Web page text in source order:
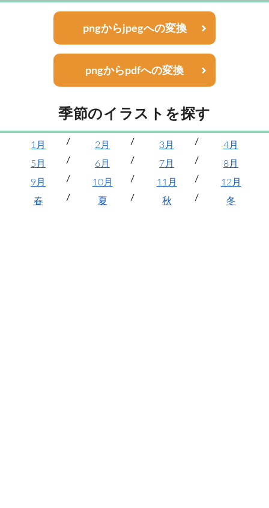
pngからjpegへの変換
pngからpdfへの変換
季節のイラストを探す
1月 2月 3月
4月
5月
6月 7月
8月
9月
10月 11月
12月
春
夏 秋 冬